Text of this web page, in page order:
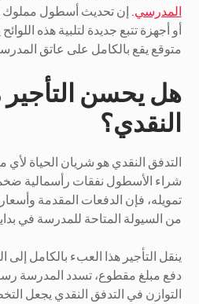
المدرسي. إن تحديث أسطول مملوك
أو أجهزة تتبع جديدة لتلبية هذه
متوقع يقع بالكامل على عاتق
هل يحسن التأجير
النقدي؟
التدفق النقدي هو شريان الحياة
شراء الأسطول نفقات رأسمالية
تمويله، فإن الدفعات المقدمة
من السيولة المتاحة للمدرسة في
ينقل التأجير هذا العبء بالكامل إلى
دفع مبلغ مقطوع، تسدد المدرسة
التوازن في التدفق النقدي يجعل